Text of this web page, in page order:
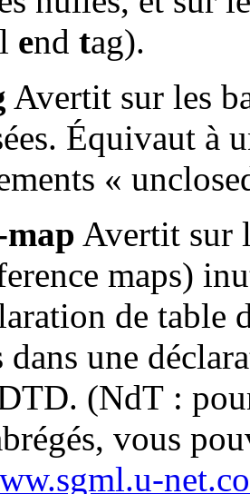
end tag).
Avertit sur les
Équivaut à
«
Avertit sur
maps)
de table
dans une
(NdT :
vous